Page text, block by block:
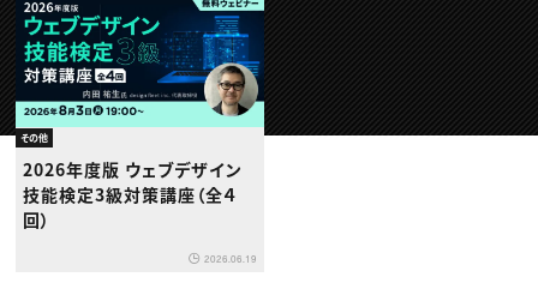
スキルアップしたい！
スキルアップしたい！ トップ
デザイン
プログラミング
動画配信・映像制作
編集・ライティング
マーケティング
ディレクション
業界解説・キャリア事情
お役立ち基礎知識
TOP Creator’s コラム
TOP Creator’s コラム トップ
Webクリエイター
アプリクリエイター
ゲームクリエイター
映像クリエイター
マーケッター
クリエイターインタビュー
セミナー
ニュース・トレンド
ニュース・トレンド トップ
その他
2026年度版 ウェブデザイン
技能検定3級対策講座（全４
回）
2026.06.19